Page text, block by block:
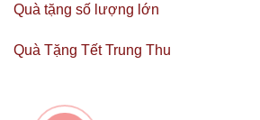
Quà tặng số lượng lớn
Quà Tặng Tết Trung Thu